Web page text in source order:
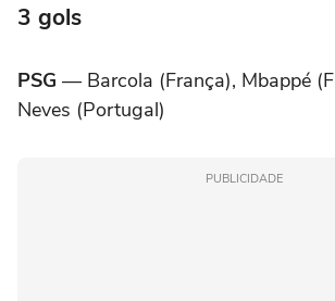
3 gols
PSG — Barcola (França), Mbappé
Neves (Portugal)
PUBLICIDADE